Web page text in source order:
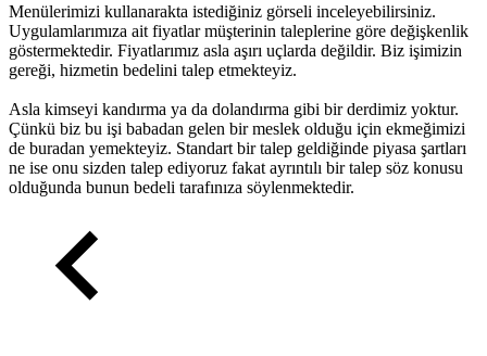
Menülerimizi kullanarakta istediğiniz görseli inceleyebilirsiniz.
Uygulamlarımıza ait fiyatlar müşterinin taleplerine göre değişkenlik
göstermektedir. Fiyatlarımız asla aşırı uçlarda değildir. Biz işimizin
gereği, hizmetin bedelini talep etmekteyiz.
Asla kimseyi kandırma ya da dolandırma gibi bir derdimiz yoktur.
Çünkü biz bu işi babadan gelen bir meslek olduğu için ekmeğimizi
de buradan yemekteyiz. Standart bir talep geldiğinde piyasa şartları
ne ise onu sizden talep ediyoruz fakat ayrıntılı bir talep söz konusu
olduğunda bunun bedeli tarafınıza söylenmektedir.